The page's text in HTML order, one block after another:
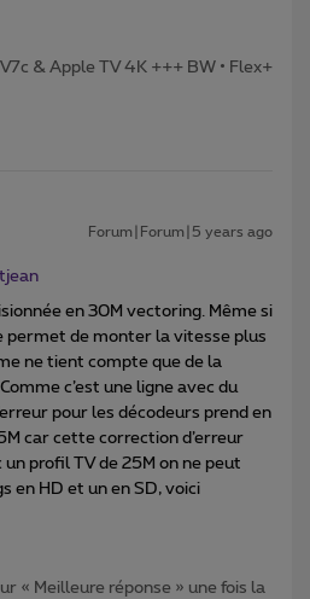
& Apple TV 4K +++ BW • Flex+
Forum|Forum|5 years ago
en 30M vectoring. Même si
de monter la vitesse plus
ne tient compte que de la
c’est une ligne avec du
pour les décodeurs prend en
car cette correction d’erreur
un profil TV de 25M on ne peut
en HD et un en SD, voici
« Meilleure réponse » une fois la